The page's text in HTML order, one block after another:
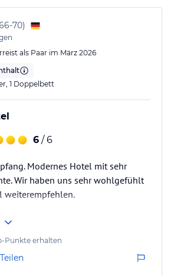
70)
als Paar im März 2026
1 Doppelbett
6 / 6
Modernes Hotel mit sehr
Wir haben uns sehr wohlgefühlt
weiterempfehlen.
Punkte erhalten
Teilen